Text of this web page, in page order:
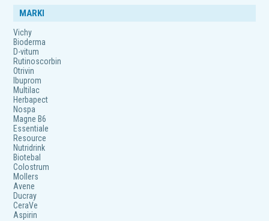
MARKI
Vichy
Bioderma
D-vitum
Rutinoscorbin
Otrivin
Ibuprom
Multilac
Herbapect
Nospa
Magne B6
Essentiale
Resource
Nutridrink
Biotebal
Colostrum
Mollers
Avene
Ducray
CeraVe
Aspirin